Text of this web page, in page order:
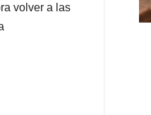
volver a las